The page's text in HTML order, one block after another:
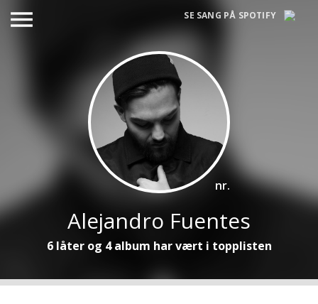
menu SE SANG PÅ SPOTIFY
nr.
Alejandro Fuentes
6 låter og 4 album har vært i topplisten